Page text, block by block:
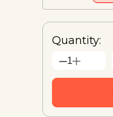
Quantity:
1